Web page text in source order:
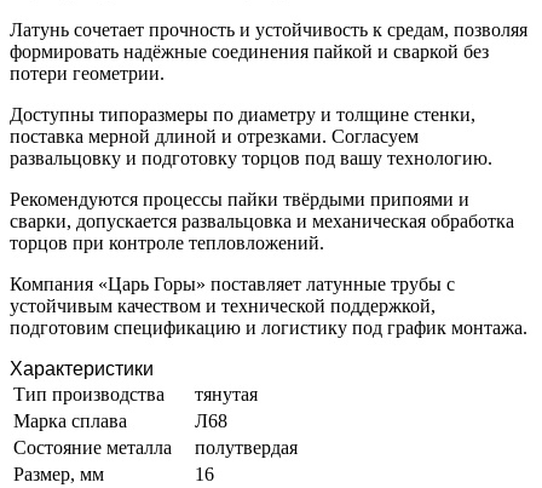
Латунь сочетает прочность и устойчивость к средам, позволяя
формировать надёжные соединения пайкой и сваркой без
потери геометрии.
Доступны типоразмеры по диаметру и толщине стенки,
поставка мерной длиной и отрезками. Согласуем
развальцовку и подготовку торцов под вашу технологию.
Рекомендуются процессы пайки твёрдыми припоями и
сварки, допускается развальцовка и механическая обработка
торцов при контроле тепловложений.
Компания «Царь Горы» поставляет латунные трубы с
устойчивым качеством и технической поддержкой,
подготовим спецификацию и логистику под график монтажа.
Характеристики
Тип производства
тянутая
Марка сплава
Л68
Состояние металла
полутвердая
Размер, мм
16